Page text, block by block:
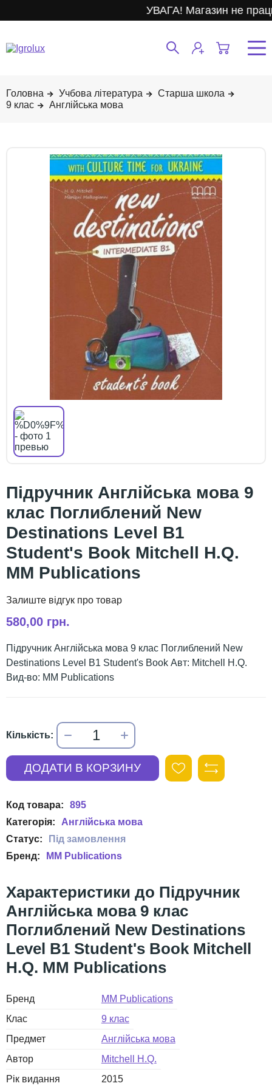
УВАГА! Магазин не
Учбова література
Старша школа
9 клас
Англійська мова
Підручник Англійська мова 9
клас Поглиблений New
Destinations Level B1
Student's Book Mitchell H.Q.
MM Publications
580,00 грн.
Підручник Англійська мова 9 клас Поглиблений New
Destinations Level B1 Student's Book Авт: Mitchell H.Q.
Вид-во: MM Publications
895
Англійська мова
MM Publications
Підручник
Англійська мова 9 клас
Поглиблений New Destinations
Level B1 Student's Book Mitchell
H.Q. MM Publications
Бренд
MM Publications
Клас
9 клас
Предмет
Англійська мова
Автор
Mitchell H.Q.
Рік видання
2015